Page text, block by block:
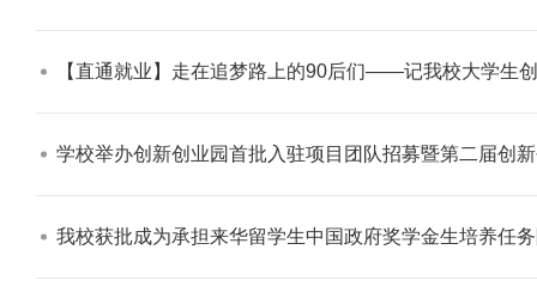
【直通就业】走在追梦路上的90后们——记我校大学生
学校举办创新创业园首批入驻项目团队招募暨第二届创
我校获批成为承担来华留学生中国政府奖学金生培养任